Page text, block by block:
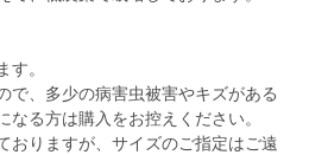
す。
で、多少の病害虫被害やキズがある
る方は購入をお控えください。
おりますが、サイズのご指定はご遠